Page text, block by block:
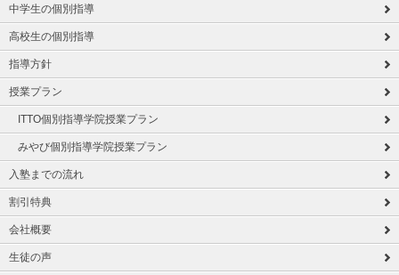
中学生の個別指導
高校生の個別指導
指導方針
授業プラン
ITTO個別指導学院授業プラン
みやび個別指導学院授業プラン
入塾までの流れ
割引特典
会社概要
生徒の声